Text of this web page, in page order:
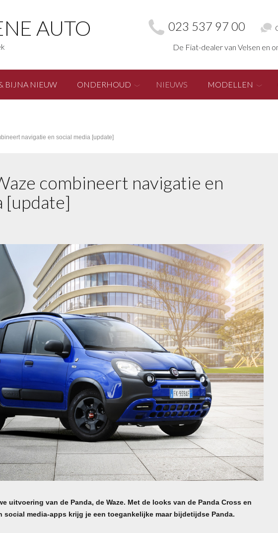
AUTO 023 537 97 00
De Fiat-dealer van Velsen en
BIJNA NIEUW ONDERHOUD NIEUWS MODELLEN
navigatie en social media [update]
combineert navigatie en
[update]
uitvoering van de Panda, de Waze. Met de looks van de Panda Cross en
social media-apps krijg je een toegankelijke maar bijdetijdse Panda.